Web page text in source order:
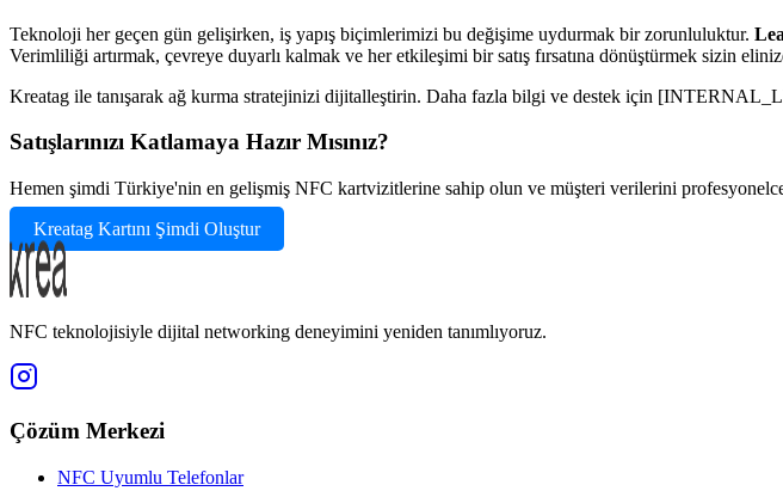
Teknoloji her geçen gün gelişirken, iş yapış biçimlerimizi bu değişime uydurmak bir zorunluluktur.
Verimliliği artırmak, çevreye duyarlı kalmak ve her etkileşimi bir satış fırsatına dönüştürmek sizin
Kreatag ile tanışarak ağ kurma stratejinizi dijitalleştirin. Daha fazla bilgi ve destek için
Satışlarınızı Katlamaya Hazır Mısınız?
Hemen şimdi Türkiye'nin en gelişmiş NFC kartvizitlerine sahip olun ve müşteri verilerini
Kreatag Kartını Şimdi Oluştur
NFC teknolojisiyle dijital networking deneyimini yeniden tanımlıyoruz.
Çözüm Merkezi
NFC Uyumlu Telefonlar